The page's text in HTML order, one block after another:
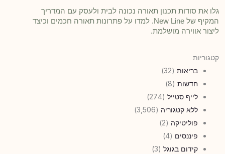
גלו את סודות תכנון תאורה נכונה לבית ולעסק עם המדריך
המקיף של New Line. למדו על פתרונות תאורה חכמים וכיצד
ליצור אווירה מושלמת.
קטגוריות
בריאות (32)
חדשות (8)
לייף סטייל (274)
ללא קטגוריה (3,506)
פוליטיקה (2)
פיננסים (4)
קידום בגוגל (3)